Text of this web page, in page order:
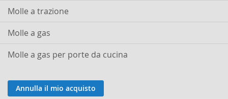
Molle a trazione
Molle a gas
Molle a gas per porte da cucina
Annulla il mio acquisto